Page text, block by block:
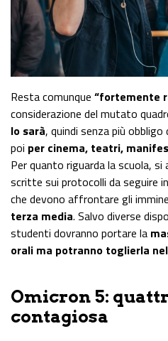
Resta comunque “fortemente
considerazione del mutato
lo sarà, quindi senza più
poi per cinema, teatri,
Per quanto riguarda la scuola,
scritte sui protocolli da seguire
che devono affrontare gli
terza media. Salvo diverse
studenti dovranno portare la
orali ma potranno toglierla
Omicron 5:
contagiosa